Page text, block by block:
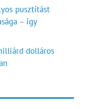
pusztítást
– így
dolláros